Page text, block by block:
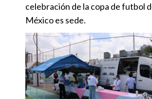
celebración de la copa de futbol
México es sede.